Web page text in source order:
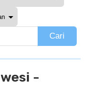
Cari
-